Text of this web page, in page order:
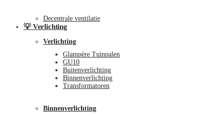
Decentrale ventilatie
💡 Verlichting
Verlichting
Glampère Tuinpalen
GU10
Buitenverlichting
Binnenverlichting
Transformatoren
Binnenverlichting